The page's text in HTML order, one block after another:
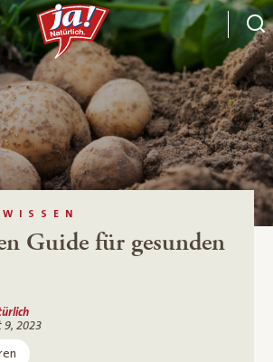
Guide für gesunden
9, 2023